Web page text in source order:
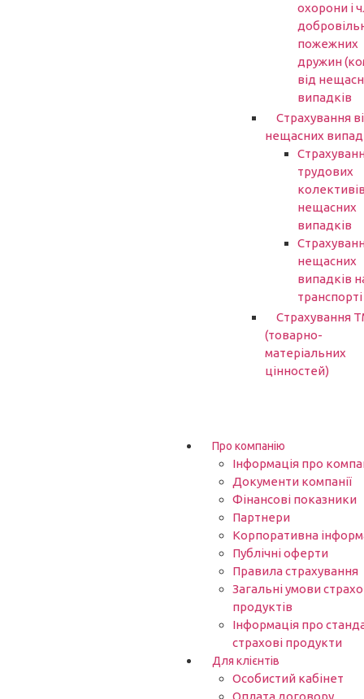
охорони і
пожежних
дружин
від
випадків
Страхування
нещасних
трудових
нещасних
випадків
нещасних
випадків
транспорті
Страхування
(товарно-
матеріальних
цінностей)
Про компанію
Інформація про
Документи компанії
Фінансові показники
Партнери​
Корпоративна
Публічні оферти
Правила страхування
Загальні умови
продуктів
Інформація про
страхові продукти
Для клієнтів
Особистий кабінет
Оплата договору